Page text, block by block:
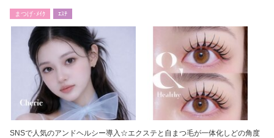
まつげ･ﾒｲｸ ｴｽﾃ
SNSで人気のアンドヘルシー導入☆エクステと自まつ毛が一体化しどの角度